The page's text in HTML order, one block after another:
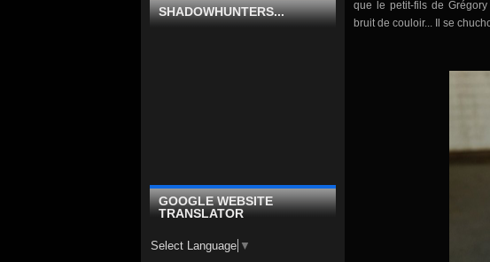
SHADOWHUNTERS...
GOOGLE WEBSITE
TRANSLATOR
Select Language ▼
que le petit-fils de
bruit de couloir... Il se